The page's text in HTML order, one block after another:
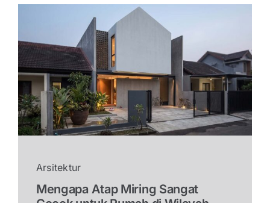
Arsitektur
Mengapa Atap Miring Sangat